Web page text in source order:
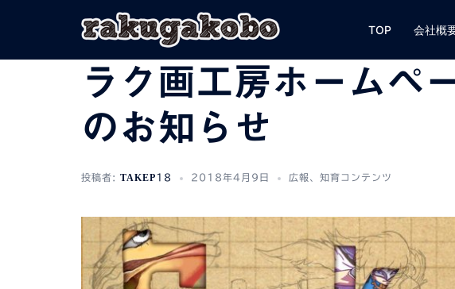
ン
TOP 会社概
ラク画工房ホームペ
のお知らせ
投稿者: TAKEP18 2018年4月9日 広報 知育コンテンツ